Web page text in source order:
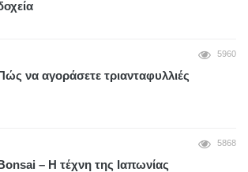
5960
να αγοράσετε τριανταφυλλιές
5868
– Η τέχνη της Ιαπωνίας